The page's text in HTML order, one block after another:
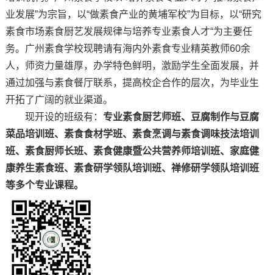
业发展”为宗旨，以“做素食产业的黄埔军校”为目标，以“研究
素食市场素食厨艺发展规律与培养专业素食人才“为主要任
务。广州素食学校现聘请有海内外素食专业精英教师60余
人，师资力量雄厚，办学特色鲜明，激励学生全面发展，并
通过加强与素食餐厅联系，提高校企合作的层次，为毕业生
开拓了广阔的就业渠道。
现开设的班级有： 专业素食厨艺师班、豆腐制作与豆腐
菜品培训班、素食食材学班、素食烹调与素食调味技法培训
班、素食厨师长班、素食健康暨公共营养师培训班、家庭健
康养生素食班、素食研学领队培训班、禅修研学领队培训班
等多个专业课程。